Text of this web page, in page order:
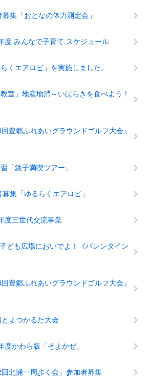
募集「おとなの体力測定会」
度 みんなで子育て スケジュール
くエアロビ」を実施しました。
室」地産地消～いばらきを食べよう！
豊郷ふれあいグラウンドゴルフ大会』
「銚子満喫ツアー」
集「ゆるらくエアロビ」
度三世代交流事業
ども広場においでよ！《バレンタイン
豊郷ふれあいグラウンドゴルフ大会』
とよつかるた大会
度かわら版「そよかぜ」
回北浦一周歩く会」参加者募集